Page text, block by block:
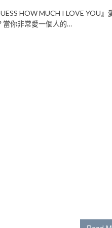
HOW MUCH I LOVE YOU』
當你非常愛一個人的…